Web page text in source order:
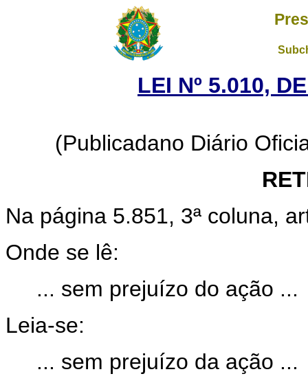
LEI Nº 5.010,
(Publicadano Diário
Na página 5.851, 3ª coluna,
Onde se lê:
... sem prejuízo do ação ...
Leia-se:
... sem prejuízo da ação ...